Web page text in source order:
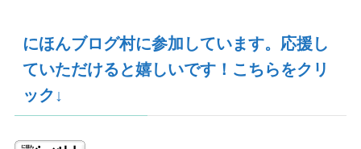
にほんブログ村に参加しています。応援し
ていただけると嬉しいです！こちらをクリ
ック↓